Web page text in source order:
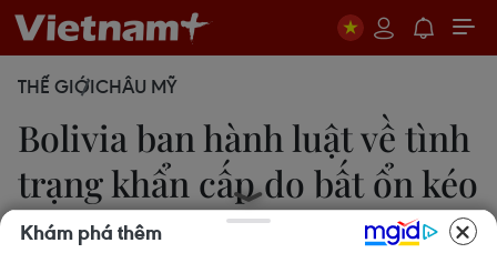
THẾ GIỚICHÂU MỸ
Bolivia ban hành luật về tình
trạng khẩn cấp do bất ổn kéo
dài
Khám phá thêm